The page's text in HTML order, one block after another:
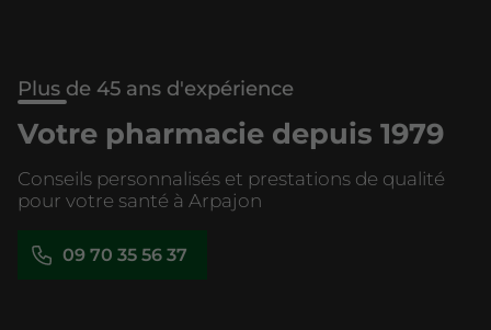
Plus de 45 ans d'expérience
Votre pharmacie depuis 1979
Conseils personnalisés et prestations de qualité
pour votre santé à Arpajon
09 70 35 56 37